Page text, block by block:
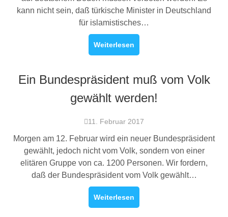
kann nicht sein, daß türkische Minister in Deutschland
für islamistisches…
Weiterlesen
Ein Bundespräsident muß vom Volk
gewählt werden!
11. Februar 2017
Morgen am 12. Februar wird ein neuer Bundespräsident
gewählt, jedoch nicht vom Volk, sondern von einer
elitären Gruppe von ca. 1200 Personen. Wir fordern,
daß der Bundespräsident vom Volk gewählt…
Weiterlesen